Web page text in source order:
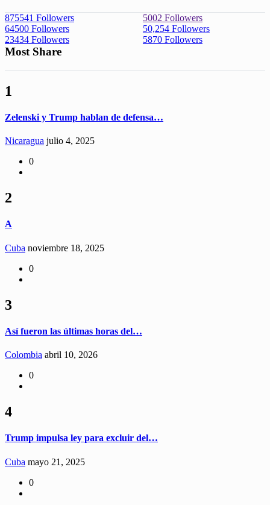
875541 Followers 5002 Followers
64500 Followers 50,254 Followers
23434 Followers 5870 Followers
Most Share
1
Zelenski y Trump hablan de defensa…
Nicaragua julio 4, 2025
0
2
A
Cuba noviembre 18, 2025
0
3
Así fueron las últimas horas del…
Colombia abril 10, 2026
0
4
Trump impulsa ley para excluir del…
Cuba mayo 21, 2025
0